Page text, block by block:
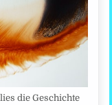
die Geschichte